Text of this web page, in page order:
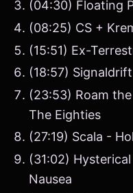
(04:30) Floating
(08:25) CS +
(15:51) Ex-
(18:57)
(23:53) Roam
The Eighties
(27:19) Scala -
(31:02)
Nausea